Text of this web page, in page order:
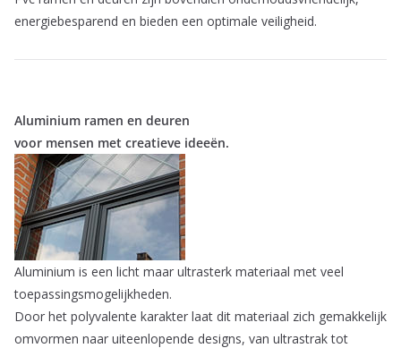
energiebesparend en bieden een optimale veiligheid.
Aluminium ramen en deuren
voor mensen met creatieve ideeën.
Aluminium is een licht maar ultrasterk materiaal met veel
toepassingsmogelijkheden.
Door het polyvalente karakter laat dit materiaal zich gemakkelijk
omvormen naar uiteenlopende designs, van ultrastrak tot